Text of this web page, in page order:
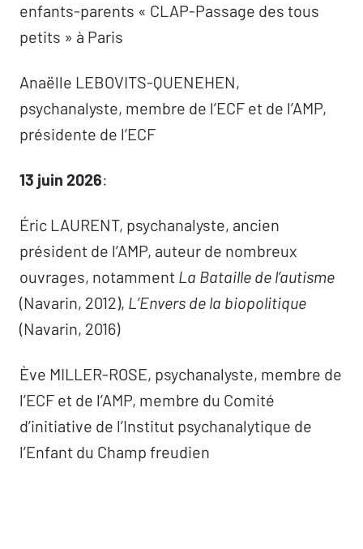
enfants-parents « CLAP-Passage des tous
petits » à Paris
Anaëlle LEBOVITS-QUENEHEN,
psychanalyste, membre de l’ECF et de l’AMP,
présidente de l’ECF
13 juin 2026:
Éric LAURENT, psychanalyste, ancien
président de l’AMP, auteur de nombreux
ouvrages, notamment La Bataille de l’autisme
(Navarin, 2012), L’Envers de la biopolitique
(Navarin, 2016)
Ève MILLER-ROSE, psychanalyste, membre de
l’ECF et de l’AMP, membre du Comité
d’initiative de l’Institut psychanalytique de
l’Enfant du Champ freudien